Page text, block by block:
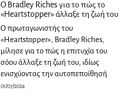
Ο Bradley Riches για το πώς το
«Heartstopper» άλλαξε τη ζωή του
Ο πρωταγωνιστής του
«Heartstopper», Bradley Riches,
μίλησε για το πώς η επιτυχία του
σόου άλλαξε τη ζωή του, ιδίως
ενισχύοντας την αυτοπεποίθησή
01/07/2024